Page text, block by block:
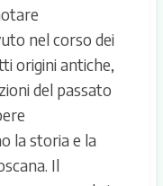
nel corso dei
origini antiche,
del passato
la storia e la
Il